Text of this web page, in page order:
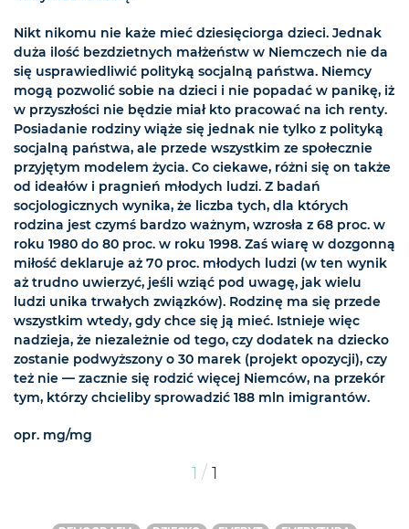
Nikt nikomu nie każe mieć dziesięciorga dzieci. Jednak
duża ilość bezdzietnych małżeństw w Niemczech nie da
się usprawiedliwić polityką socjalną państwa. Niemcy
mogą pozwolić sobie na dzieci i nie popadać w panikę, iż
w przyszłości nie będzie miał kto pracować na ich renty.
Posiadanie rodziny wiąże się jednak nie tylko z polityką
socjalną państwa, ale przede wszystkim ze społecznie
przyjętym modelem życia. Co ciekawe, różni się on także
od ideałów i pragnień młodych ludzi. Z badań
socjologicznych wynika, że liczba tych, dla których
rodzina jest czymś bardzo ważnym, wzrosła z 68 proc. w
roku 1980 do 80 proc. w roku 1998. Zaś wiarę w dozgonną
miłość deklaruje aż 70 proc. młodych ludzi (w ten wynik
aż trudno uwierzyć, jeśli wziąć pod uwagę, jak wielu
ludzi unika trwałych związków). Rodzinę ma się przede
wszystkim wtedy, gdy chce się ją mieć. Istnieje więc
nadzieja, że niezależnie od tego, czy dodatek na dziecko
zostanie podwyższony o 30 marek (projekt opozycji), czy
też nie — zacznie się rodzić więcej Niemców, na przekór
tym, którzy chcieliby sprowadzić 188 mln imigrantów.
opr. mg/mg
1 / 1